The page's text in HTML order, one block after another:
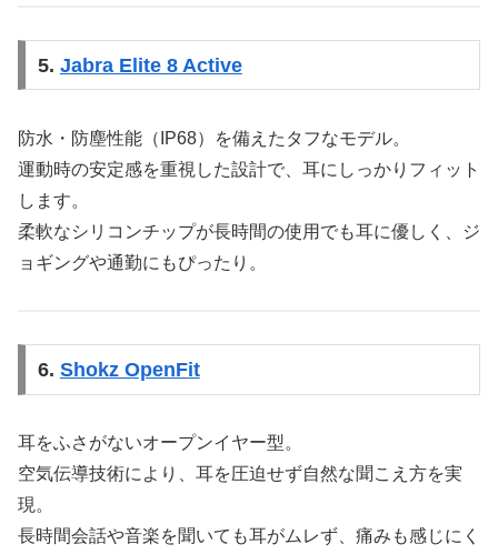
5. Jabra Elite 8 Active
防水・防塵性能（IP68）を備えたタフなモデル。
運動時の安定感を重視した設計で、耳にしっかりフィット
します。
柔軟なシリコンチップが長時間の使用でも耳に優しく、ジ
ョギングや通勤にもぴったり。
6. Shokz OpenFit
耳をふさがないオープンイヤー型。
空気伝導技術により、耳を圧迫せず自然な聞こえ方を実
現。
長時間会話や音楽を聞いても耳がムレず、痛みも感じにく